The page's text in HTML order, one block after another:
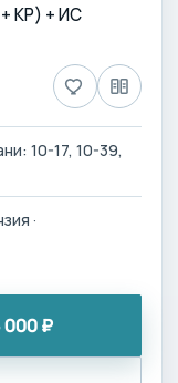
КР) + ИС
10-17, 10-39,
·
000 ₽